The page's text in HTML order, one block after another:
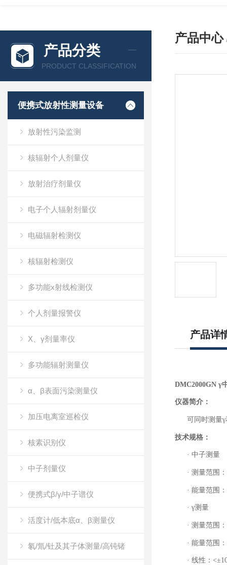
产品分类
PRODUCT CLASSIFICATION
便携式放射性测量设备
放射性污染监测
核辐射个人剂量仪
放射治疗剂量仪
电子个人辐射剂量仪
电磁辐射检测仪
核辐射检测仪
多功能x射线检测仪
个人剂量报警仪
X、γ剂量率仪
多功能辐射测量仪
α、β表面污染测量仪
加压电离室巡检仪
核素识别仪
中子剂量仪
便携式β/γ/中子谱仪
活度计/低本底α、β测量仪
氡/氚/钍及其子体测量/高钝锗
产品中心
产品详
DMC2000GN γ
仪器简介：
可同时测量γ
技术规格：
· 中子测量
· 测量范围
· 能量范围：
· γ测量
· 测量范围
· 能量范围：
· 线性： <±